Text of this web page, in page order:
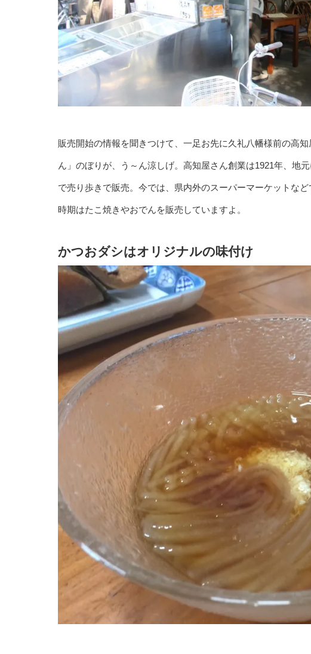
販売開始の情報を聞きつけて、一足お先に久礼八幡様前の高
ん」のぼりが、う～ん涼しげ。高知屋さん創業は1921年、地
で売り歩きで販売。今では、県内外のスーパーマーケットな
時期はたこ焼きやおでんを販売していますよ。
かつおダシはオリジナルの味付け